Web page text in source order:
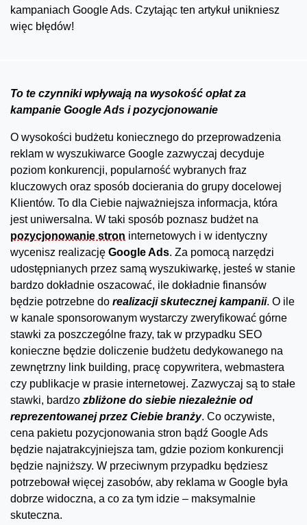
kampaniach Google Ads. Czytając ten artykuł unikniesz
więc błędów!
To te czynniki wpływają na wysokość opłat za
kampanie Google Ads i pozycjonowanie
O wysokości budżetu koniecznego do przeprowadzenia
reklam w wyszukiwarce Google zazwyczaj decyduje
poziom konkurencji, popularność wybranych fraz
kluczowych oraz sposób docierania do grupy docelowej
Klientów. To dla Ciebie najważniejsza informacja, która
jest uniwersalna. W taki sposób poznasz budżet na
pozycjonowanie stron internetowych i w identyczny
wycenisz realizację Google Ads. Za pomocą narzędzi
udostępnianych przez samą wyszukiwarkę, jesteś w stanie
bardzo dokładnie oszacować, ile dokładnie finansów
będzie potrzebne do realizacji skutecznej kampanii. O ile
w kanale sponsorowanym wystarczy zweryfikować górne
stawki za poszczególne frazy, tak w przypadku SEO
konieczne będzie doliczenie budżetu dedykowanego na
zewnętrzny link building, pracę copywritera, webmastera
czy publikacje w prasie internetowej. Zazwyczaj są to stałe
stawki, bardzo zbliżone do siebie niezależnie od
reprezentowanej przez Ciebie branży. Co oczywiste,
cena pakietu pozycjonowania stron bądź Google Ads
będzie najatrakcyjniejsza tam, gdzie poziom konkurencji
będzie najniższy. W przeciwnym przypadku będziesz
potrzebował więcej zasobów, aby reklama w Google była
dobrze widoczna, a co za tym idzie – maksymalnie
skuteczna.